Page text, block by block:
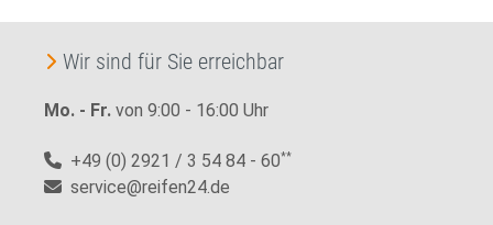
Wir sind für Sie erreichbar
Mo. - Fr. von 9:00 - 16:00 Uhr
+49 (0) 2921 / 3 54 84 - 60**
service@reifen24.de